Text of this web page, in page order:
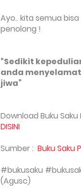
Ayo.. kita semua
penolong !
“Sedikit
anda
jiwa”
Download Buku
DISINI
Sumber : Buku Saku
#bukusaku
(Agusc)